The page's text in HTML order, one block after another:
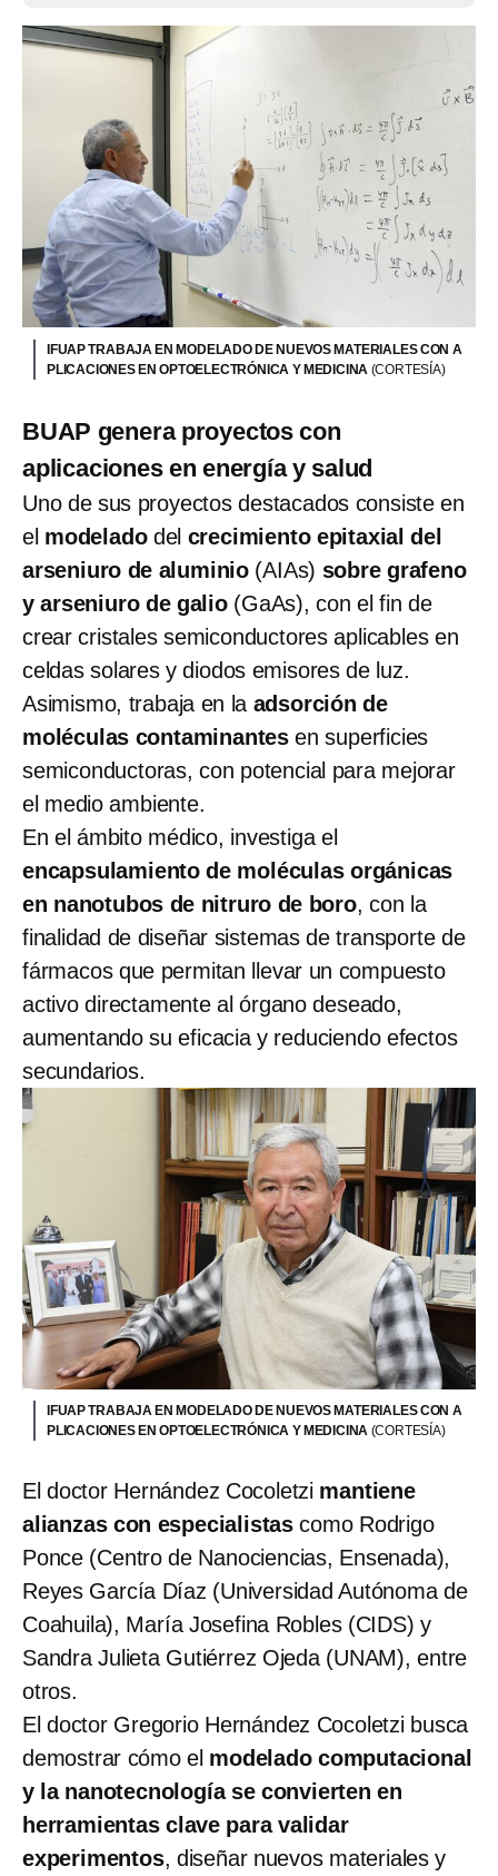
IFUAP TRABAJA EN MODELADO DE NUEVOS MATERIALES CON A
PLICACIONES EN OPTOELECTRÓNICA Y MEDICINA (CORTESÍA)
BUAP genera proyectos con
aplicaciones en energía y salud
Uno de sus proyectos destacados consiste en
el modeladodel crecimiento epitaxial del
arseniuro de aluminio (AIAs) sobre grafeno
y arseniuro de galio(GaAs), con el fin de
crear cristales semiconductores aplicables en
celdas solares y diodos emisores de luz.
Asimismo, trabaja en la adsorción de
moléculas contaminantes en superficies
semiconductoras, con potencial para mejorar
el medio ambiente.
En el ámbito médico, investiga el
encapsulamiento de moléculas orgánicas
en nanotubos de nitruro de boro, con la
finalidad de diseñar sistemas de transporte de
fármacos que permitan llevar un compuesto
activo directamente al órgano deseado,
aumentando su eficacia y reduciendo efectos
secundarios.
IFUAP TRABAJA EN MODELADO DE NUEVOS MATERIALES CON A
PLICACIONES EN OPTOELECTRÓNICA Y MEDICINA (CORTESÍA)
El doctor Hernández Cocoletzi mantiene
alianzas con especialistas como Rodrigo
Ponce (Centro de Nanociencias, Ensenada),
Reyes García Díaz (Universidad Autónoma de
Coahuila), María Josefina Robles (CIDS) y
Sandra Julieta Gutiérrez Ojeda (UNAM), entre
otros.
El doctor Gregorio Hernández Cocoletzi busca
demostrar cómo el modelado computacional
y la nanotecnología se convierten en
herramientas clave para validar
experimentos, diseñar nuevos materiales y